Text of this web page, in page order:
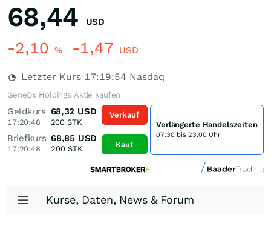
68,44 USD
-2,10 % -1,47 USD
Letzter Kurs 17:19:54 Nasdaq
GeneDx Holdings Aktie kaufen
Geldkurs
17:20:48
68,32 USD
200 STK
Briefkurs
17:20:48
68,85 USD
200STK
Verkauf
Kauf
Verlängerte Handelszeiten
07:30 bis 23:00 Uhr
Kurse, Daten, News & Forum